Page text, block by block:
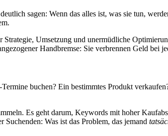
sagen: Wenn das alles ist, was sie tun,
Umsetzung und unermüdliche
Handbremse: Sie verbrennen Geld bei
buchen? Ein bestimmtes Produkt
Es geht darum, Keywords mit hoher
Was ist das Problem, das jemand